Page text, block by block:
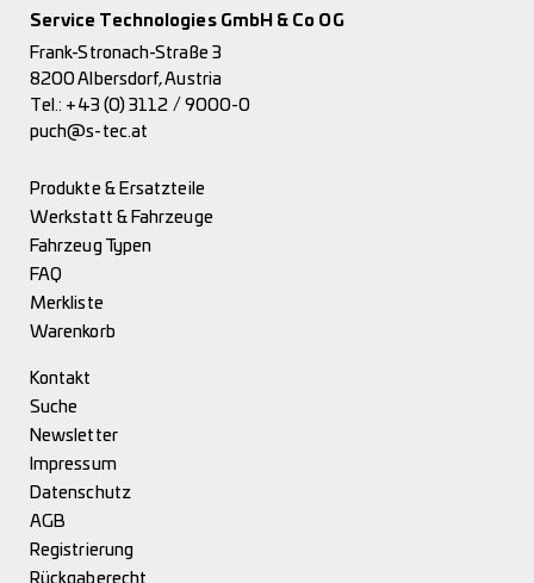
Service Technologies GmbH & Co OG
Frank-Stronach-Straße 3
8200 Albersdorf, Austria
Tel.: +43 (0) 3112 / 9000-0
puch@s-tec.at
Produkte & Ersatzteile
Werkstatt & Fahrzeuge
Fahrzeug Typen
FAQ
Merkliste
Warenkorb
Kontakt
Suche
Newsletter
Impressum
Datenschutz
AGB
Registrierung
Rückgaberecht